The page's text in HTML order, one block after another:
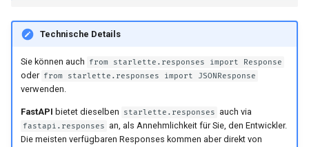
Sharing)
SQL (Relationale)
Datenbanken
Größere Anwendungen –
mehrere Dateien
Technische Details
Sie können auch from starlette.responses import Response
oder from starlette.responses import JSONResponse
verwenden.
FastAPI bietet dieselben starlette.responses auch via
fastapi.responses
an, als Annehmlichkeit für Sie, den Entwickler.
Die meisten verfügbaren Responses kommen aber direkt von